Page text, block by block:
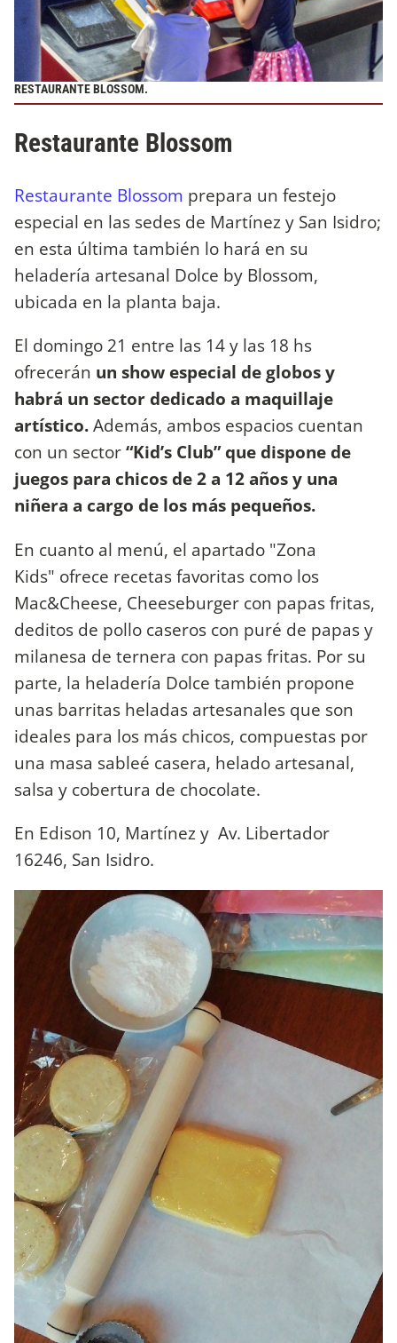
RESTAURANTE BLOSSOM.
Restaurante Blossom
Restaurante Blossom prepara un festejo
especial en las sedes de Martínez y San Isidro;
en esta última también lo hará en su
heladería artesanal Dolce by Blossom,
ubicada en la planta baja.
El domingo 21 entre las 14 y las 18 hs
ofrecerán un show especial de globos y
habrá un sector dedicado a maquillaje
artístico.Además, ambos espacios cuentan
con un sector“Kid’s Club” que dispone de
juegos para chicos de 2 a 12 años y una
niñera a cargo de los más pequeños.
En cuanto al menú, el apartado "Zona
Kids" ofrece recetas favoritas como los
Mac&Cheese, Cheeseburger con papas fritas,
deditos de pollo caseros con puré de papas y
milanesa de ternera con papas fritas. Por su
parte, la heladería Dolce también propone
unas barritas heladas artesanales que son
ideales para los más chicos, compuestas por
una masa sableé casera, helado artesanal,
salsa y cobertura de chocolate.
En Edison 10, Martínez y Av. Libertador
16246, San Isidro.